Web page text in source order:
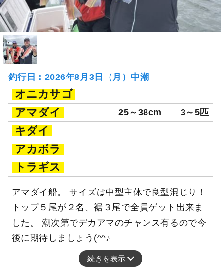
釣行日：2026年8月3日（月）中潮
オニカサゴ
アマダイ
25～38cm 3～5匹
キダイ
アカボラ
トラギス
アマダイ船。 サイズは中型主体で良型混じり！
トップ５尾が２名、裾３尾で全員ゲット出来ま
した。 潮次第でデカアマのチャンス有るので今
後に期待しましょう(^^♪
続きを表示